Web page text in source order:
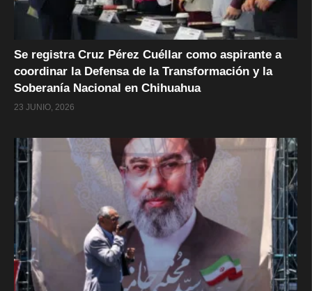
Se registra Cruz Pérez Cuéllar como aspirante a
coordinar la Defensa de la Transformación y la
Soberanía Nacional en Chihuahua
23 JUNIO, 2026